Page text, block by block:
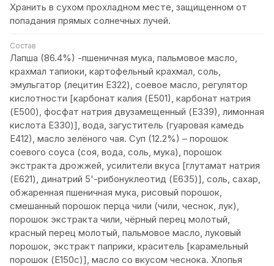
Хранить в сухом прохладном месте, защищенном от
попадания прямых солнечных лучей.
Состав
Лапша (86.4%) -пшеничная мука, пальмовое масло,
крахмал тапиоки, картофельный крахмал, соль,
эмульгатор (лецитин E322), соевое масло, регулятор
кислотности [карбонат калия (Е501), карбонат натрия
(E500), фосфат натрия двузамещенный (Е339), лимонная
кислота E330)], вода, загуститель (гуаровая камедь
Е412), масло зелёного чая. Суп (12.2%) – порошок
соевого соуса (соя, вода, соль, мука), порошок
экстракта дрожжей, усилители вкуса [глутамат натрия
(E621), динатрий 5'-рибонуклеотид (E635)], соль, сахар,
обжаренная пшеничная мука, рисовый порошок,
смешанный порошок перца чили (чили, чеснок, лук),
порошок экстракта чили, чёрный перец молотый,
красный перец молотый, пальмовое масло, луковый
порошок, экстракт паприки, краситель [карамельный
порошок (E150c)], масло со вкусом чеснока. Хлопья